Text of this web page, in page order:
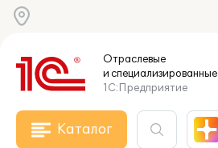
Отраслевые
и специализированные
1С:Предприятие
Каталог